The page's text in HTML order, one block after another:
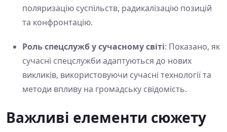
поляризацію суспільств, радикалізацію позицій
та конфронтацію.
Роль спецслужб у сучасному світі: Показано, як
сучасні спецслужби адаптуються до нових
викликів, використовуючи сучасні технології та
методи впливу на громадську свідомість.
Важливі елементи сюжету